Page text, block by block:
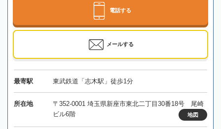
電話する
メールする
最寄駅 東武鉄道「志木駅」徒歩1分
所在地
〒352-0001 埼玉県新座市東北二丁目30番18号 尾崎
ビル6階
地図